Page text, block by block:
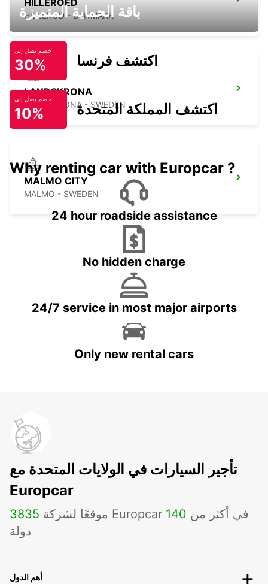
HILLEROED
HILLEROD - DENMARK
LANDSKRONA
LANDSKRONA - SWEDEN
MALMO CITY
MALMO - SWEDEN
باقة الحماية المتميزة
خصم يصل إلى
30% اكتشف فرنسا
خصم يصل إلى
10% اكتشف المملكة المتحدة
Why renting car with Europcar ?
24 hour roadside assistance
No hidden charge
24/7 service in most major airports
Only new rental cars
تأجير السيارات في الولايات المتحدة مع
Europcar
3835 موقعًا لشركة Europcar في أكثر من 140
دولة
أهم الدول